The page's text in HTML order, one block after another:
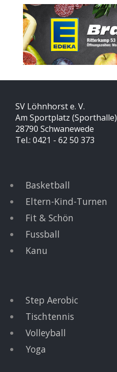
SV Löhnhorst e. V.
Am Sportplatz (Sporthalle)
28790 Schwanewede
Tel.: 0421 - 62 50 373
Basketball
Eltern-Kind-Turnen
Fit & Schön
Fussball
Kanu
Step Aerobic
Tischtennis
Volleyball
Yoga